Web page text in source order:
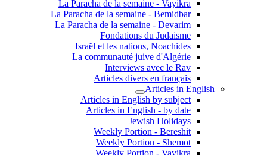
La Paracha de la semaine - Vayikra
La Paracha de la semaine - Bemidbar
La Paracha de la semaine - Devarim
Fondations du Judaisme
Israël et les nations, Noachides
La communauté juive d'Algérie
Interviews avec le Rav
Articles divers en français
Articles in English
Articles in English by subject
Articles in English - by date
Jewish Holidays
Weekly Portion - Bereshit
Weekly Portion - Shemot
Weekly Portion - Vayikra